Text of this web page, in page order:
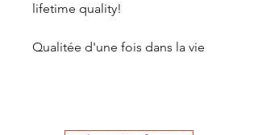
lifetime quality!
Qualitée d'une fois dans la vie